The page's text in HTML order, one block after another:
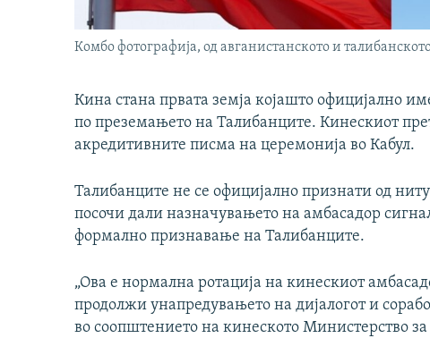
Комбо фотографија, од авганистанското и
Кина стана првата земја којашто официјално
по преземањето на Талибанците. Кинескиот
акредитивните писма на церемонија во Кабул.
Талибанците не се официјално признати од
посочи дали назначувањето на амбасадор
формално признавање на Талибанците.
„Ова е нормална ротација на кинескиот
продолжи унапредувањето на дијалогот и
во соопштението на кинеското Министерство